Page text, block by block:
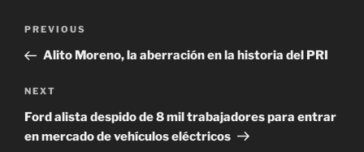
Previous
Post
PREVIOUS
Alito Moreno, la aberración en la historia del PRI
Next
Post
NEXT
Ford alista despido de 8 mil trabajadores para entrar
en mercado de vehículos eléctricos